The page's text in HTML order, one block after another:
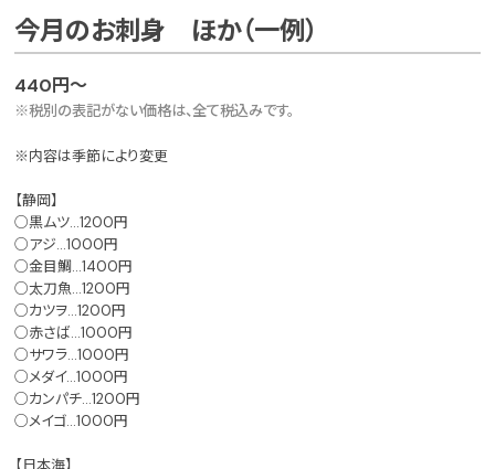
今月のお刺身 ほか（一例）
440円～
※税別の表記がない価格は、全て税込みです。
※内容は季節により変更
【静岡】
○黒ムツ…1200円
○アジ…1000円
○金目鯛…1400円
○太刀魚…1200円
○カツヲ…1200円
○赤さば…1000円
○サワラ…1000円
○メダイ…1000円
○カンパチ…1200円
○メイゴ…1000円
【日本海】